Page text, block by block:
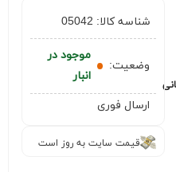
شناسه کالا: 05042
وضعیت:
موجود در
انبار
ارسال فوری
قیمت سایت به روز است